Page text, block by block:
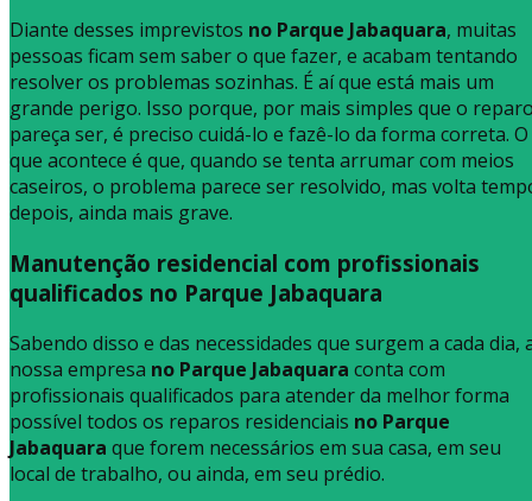
Diante desses imprevistos no Parque Jabaquara, muitas
pessoas ficam sem saber o que fazer, e acabam tentando
resolver os problemas sozinhas. É aí que está mais um
grande perigo. Isso porque, por mais simples que o
pareça ser, é preciso cuidá-lo e fazê-lo da forma correta. O
que acontece é que, quando se tenta arrumar com meios
caseiros, o problema parece ser resolvido, mas volta
depois, ainda mais grave.
Manutenção residencial com profissionais
qualificados no Parque Jabaquara
Sabendo disso e das necessidades que surgem a cada dia,
nossa empresa no Parque Jabaquara conta com
profissionais qualificados para atender da melhor forma
possível todos os reparos residenciais no Parque
Jabaquara que forem necessários em sua casa, em seu
local de trabalho, ou ainda, em seu prédio.